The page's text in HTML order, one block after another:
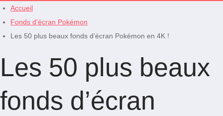
Accueil
Fonds d'écran Pokémon
Les 50 plus beaux fonds d’écran Pokémon en 4K !
Les 50 plus beaux
fonds d’écran